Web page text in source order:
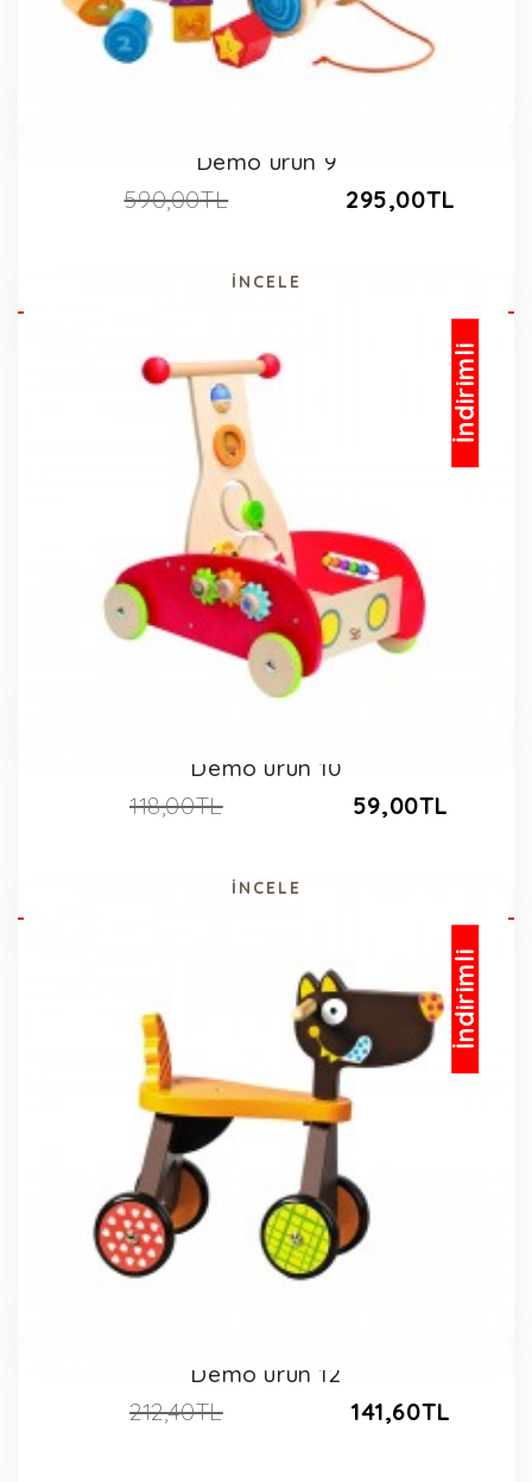
Demo ürün 9
590,00TL 295,00TL
İNCELE
İndirimli
Demo ürün 10
118,00TL 59,00TL
İNCELE
İndirimli
Demo ürün 12
212,40TL 141,60TL